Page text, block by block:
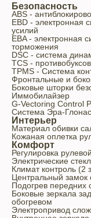
Безопасность
ABS -
EBD - электронная
усилий
EBA - электронная
торможения
DSC - система
TCS -
TPMS - Cистема
Фронтальные и
Боковые шторки
Иммобилайзер
G-Vectoring Control
Система Эра-
Интерьер
Материал обивки
Кожаная оплетка
Комфорт
Регулировка
Электрические
Климат контроль (2
Центральный
Подогрев передних
Боковые зеркала
обогревом
Электропривод